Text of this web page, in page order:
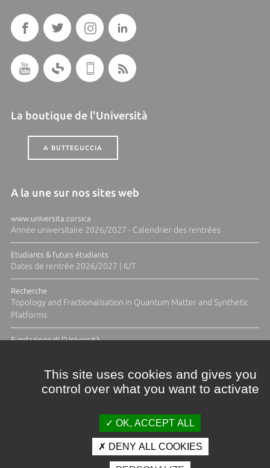
La boutique de l'Università
A BUTTEGUCCIA
A la une sur nos sites web
www.universita.corsica
Année universitaire 2026/2027 - Calendrier des rentrées
Etudiants & futurs étudiants
Dates de rentrée 2026/2027 | IUT
Recherche
Topology and Fractionalisation in Quantum Matter and Synthetic
Platforms
Fundazione di l'Università
Crédits et mentions légales
This site uses cookies and gives you
control over what you want to activate
OK, ACCEPT ALL
DENY ALL COOKIES